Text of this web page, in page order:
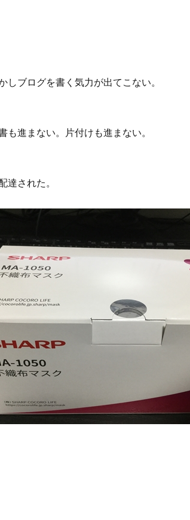
しブログを書く気力が出てこない。
も進まない。片付けも進まない。
達された。